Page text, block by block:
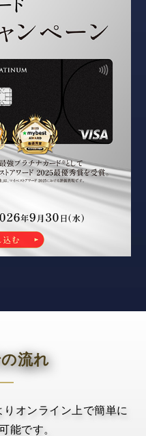
流れ
りオンライン上で簡単に
能です。